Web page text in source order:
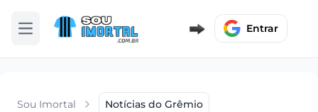
Abrir menu Entrar
Sou Imortal Notícias do Grêmio